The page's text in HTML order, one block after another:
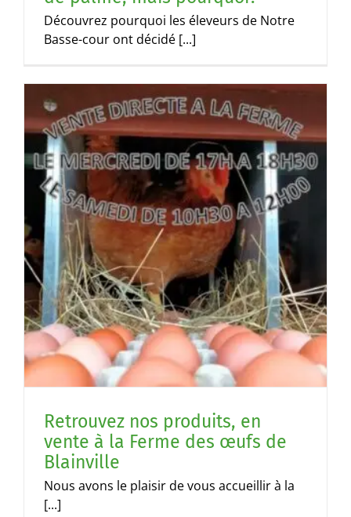
Découvrez pourquoi les éleveurs de Notre
Basse-cour ont décidé [...]
Retrouvez nos produits, en
vente à la Ferme des œufs de
Blainville
Nous avons le plaisir de vous accueillir à la
[...]